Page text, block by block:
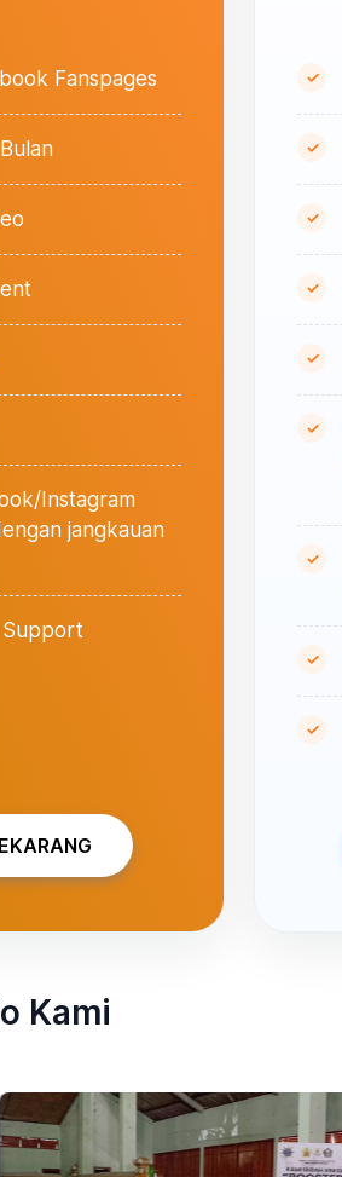
Fanspages
Instagram
jangkauan
Support
Kami